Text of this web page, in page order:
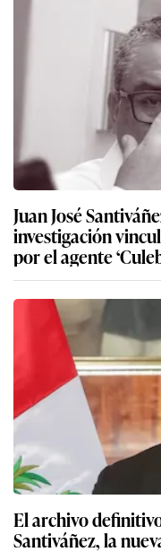
Juan José
investigación
por el agente
El archivo
Santiváñez, la